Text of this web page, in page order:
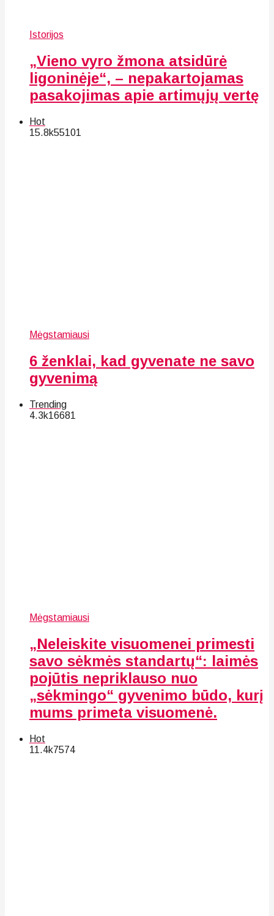
Istorijos
„Vieno vyro žmona atsidūrė
ligoninėje“, – nepakartojamas
pasakojimas apie artimųjų vertę
Hot
15.8k55101
Mėgstamiausi
6 ženklai, kad gyvenate ne savo
gyvenimą
Trending
4.3k16681
Mėgstamiausi
„Neleiskite visuomenei primesti
savo sėkmės standartų“: laimės
pojūtis nepriklauso nuo
„sėkmingo“ gyvenimo būdo, kurį
mums primeta visuomenė.
Hot
11.4k7574